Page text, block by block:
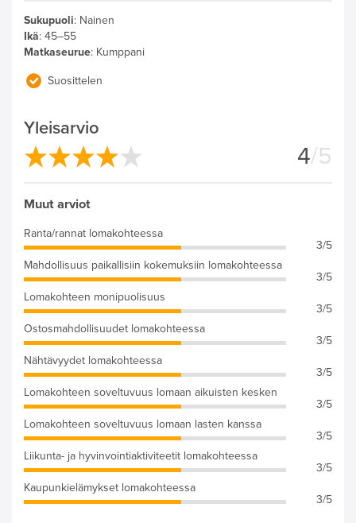
Sukupuoli: Nainen
Ikä: 45–55
Matkaseurue: Kumppani
Suosittelen
Yleisarvio
4/5
Muut arviot
Ranta/rannat lomakohteessa
3/5
Mahdollisuus paikallisiin kokemuksiin lomakohteessa
3/5
Lomakohteen monipuolisuus
3/5
Ostosmahdollisuudet lomakohteessa
3/5
Nähtävyydet lomakohteessa
3/5
Lomakohteen soveltuvuus lomaan aikuisten kesken
3/5
Lomakohteen soveltuvuus lomaan lasten kanssa
3/5
Liikunta- ja hyvinvointiaktiviteetit lomakohteessa
3/5
Kaupunkielämykset lomakohteessa
3/5